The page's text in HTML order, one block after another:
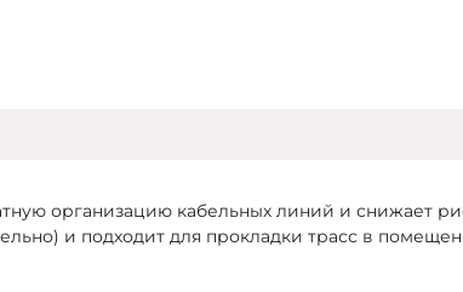
организацию кабельных линий и снижает
и подходит для прокладки трасс в